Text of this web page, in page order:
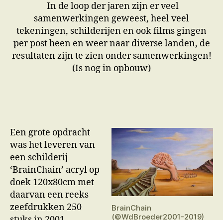
In de loop der jaren zijn er veel
samenwerkingen geweest, heel veel
tekeningen, schilderijen en ook films gingen
per post heen en weer naar diverse landen, de
resultaten zijn te zien onder samenwerkingen!
(Is nog in opbouw)
BrainChain
(©WdBroeder2001-2019)
Een grote opdracht
was het leveren van
een schilderij
‘BrainChain’ acryl op
doek 120x80cm met
daarvan een reeks
zeefdrukken 250